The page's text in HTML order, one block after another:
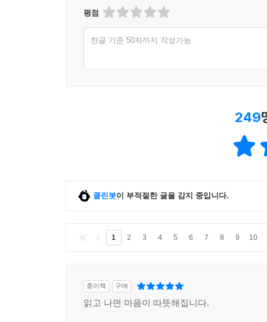
“그리고 제가 정말로 짜증나는 건 부모님인 것
문제가 그 자체로 말끔히 풀리지 않는 것은 우연
평점
한글 기준 50자까지 작성가능
249
클린봇이 부적절한 글을 감지 중입니다.
1 2 3 4 5 6 7 8 9 10
종이책 구매
읽고 나면 마음이 따뜻해집니다.